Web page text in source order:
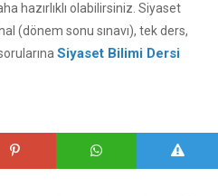
hazırlıklı olabilirsiniz. Siyaset
(dönem sonu sınavı), tek ders,
Siyaset Bilimi Dersi